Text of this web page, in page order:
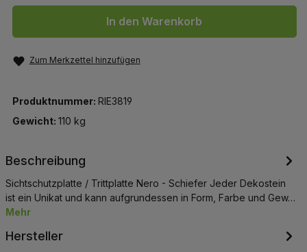
In den Warenkorb
Zum Merkzettel hinzufügen
Produktnummer: RIE3819
Gewicht: 110 kg
Beschreibung
Sichtschutzplatte / Trittplatte Nero - Schiefer Jeder Dekostein
ist ein Unikat und kann aufgrundessen in Form, Farbe und Gew…
Mehr
Hersteller